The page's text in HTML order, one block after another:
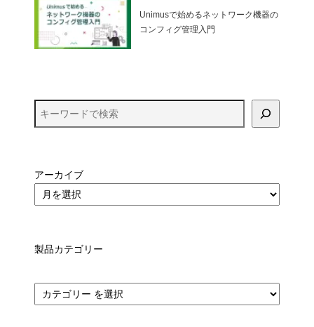
Unimusで始めるネットワーク機器の
コンフィグ管理入門
アーカイブ
製品カテゴリー
カ
テ
ゴ